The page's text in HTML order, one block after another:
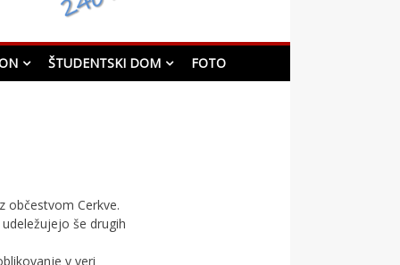
ŠTUDENTSKI DOM FOTO
občestvom Cerkve.
še drugih
v veri